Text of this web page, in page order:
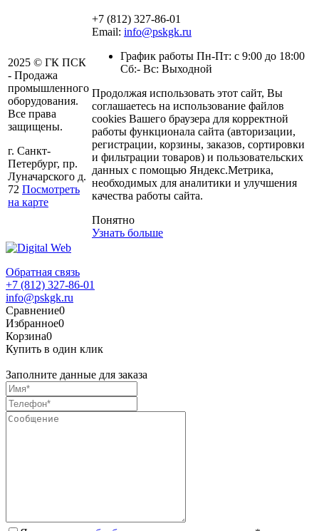
2025 © ГК ПСК
- Продажа
промышленного
оборудования.
Все права
защищены.
г. Санкт-
Петербург, пр.
Луначарского д.
72 Посмотреть
на карте
+7 (812) 327-86-01
Email: info@pskgk.ru
График работы Пн-Пт: с 9:00 до 18:00
Сб:- Вс: Выходной
Продолжая использовать этот сайт, Вы
соглашаетесь на использование файлов
cookies Вашего браузера для корректной
работы функционала сайта (авторизации,
регистрации, корзины, заказов, сортировки
и фильтрации товаров) и пользовательских
данных с помощью Яндекс.Метрика,
необходимых для аналитики и улучшения
качества работы сайта.
Понятно
Узнать больше
Обратная связь
+7 (812) 327-86-01
info@pskgk.ru
Сравнение0
Избранное0
Корзина0
Купить в один клик
Заполните данные для заказа